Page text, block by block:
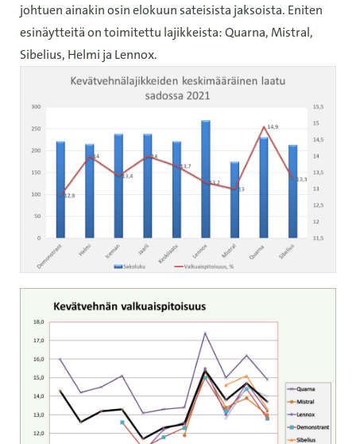
johtuen ainakin osin elokuun sateisista jaksoista. Eniten
esinäytteitä on toimitettu lajikkeista: Quarna, Mistral,
Sibelius, Helmi ja Lennox.